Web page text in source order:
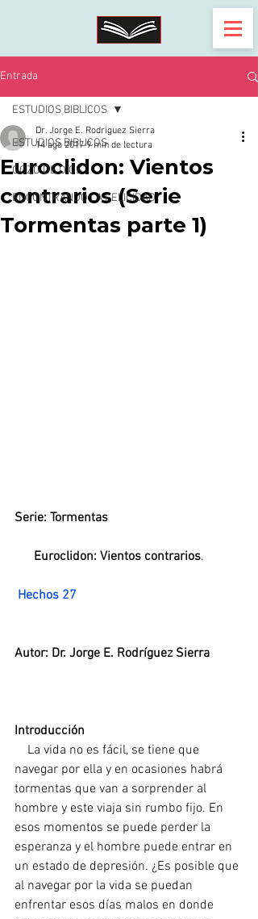
Entrada
ESTUDIOS BIBLICOS
GOZO DE DIOS
ENCONTRANDO LA FELICIDAD
ESTUDIOS BIBLICOS
Euroclidon: Vientos
contrarios (Serie
Tormentas parte 1)
Dr. Jorge E. Rodriguez Sierra
14 ago 2017 9 min de lectura
Serie: Tormentas
      Euroclidon: Vientos contrarios
.
Hechos 27
Autor: Dr. Jorge E. Rodríguez Sierra
Introducción
navegar por ella y en ocasiones habrá
tormentas que van a sorprender al
hombre y este viaja sin rumbo fijo. En
esos momentos se puede perder la
esperanza y el hombre puede entrar en
un estado de depresión. ¿Es posible que
al navegar por la vida se puedan
enfrentar esos días malos en donde